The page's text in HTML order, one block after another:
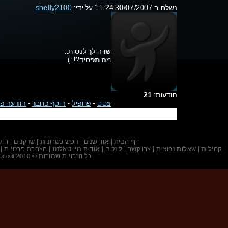
נשלח ב 30/07/2007 11:24 על ידי:
shelly2100
הודעות: 21
שווה לך לנסות..
מה תפסיד?! :)
צטט - פרופיל - הוסף כחבר - הודעה
דף הבית |אודישנים |חפש כשרונות |שחקנים |
קהילות |שאלות נפוצות |צרו קשר |לינקים |אודות מיי טאלנט | הצהרת פרטיות |
כל הזכויות שמורות © 2010 MyTalent.co.il